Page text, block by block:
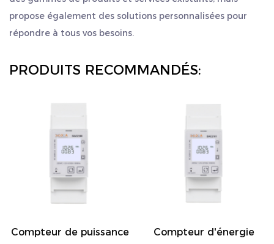
propose également des solutions personnalisées pour
répondre à tous vos besoins.
PRODUITS RECOMMANDÉS:
Compteur de puissance
Compteur d'énergie